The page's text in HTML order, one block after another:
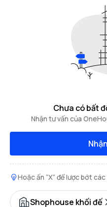
Chưa có bất
Nhận tư vấn của
Hoặc ấn “X” để lược bớt
Shophouse khối đế